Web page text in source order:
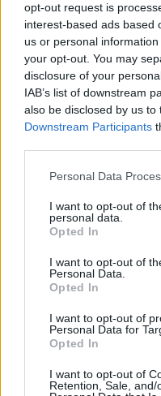
opt-out request is
interest-based ads based
us or personal
your opt-out. You may
disclosure of your
IAB’s list of downstream
also be disclosed by us to
Downstream Participants
Personal Data
I want to opt-out of
personal data.
Opted In
I want to opt-out of
Personal Data.
Opted In
I want to opt-out of
Personal Data for
Opted In
I want to opt-out of
Retention, Sale,
Wiedza ogólna
Quiz wiedzy
jak sob...
Wiedza ogólna
Quiz wiedzy
jak sobi...